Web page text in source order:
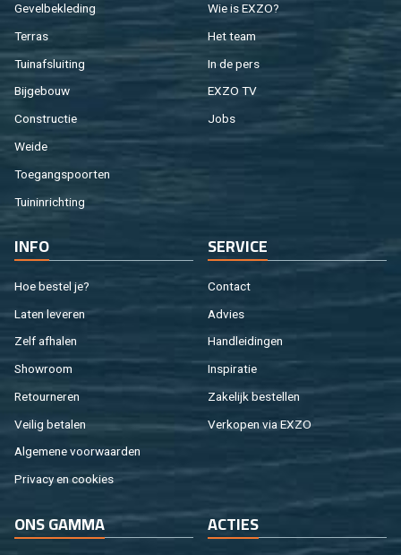
Ge­vel­be­kle­ding
Ter­ras
Tuin­af­slui­ting
Bij­ge­bouw
Con­struc­tie
Weide
Toe­gangs­poor­ten
Tuin­in­rich­ting
Wie is EXZO?
Het team
In de pers
EXZO TV
Jobs
INFO
Hoe be­stel je?
Laten le­ve­ren
Zelf af­ha­len
Show­room
Re­tour­ne­ren
Vei­lig be­ta­len
Al­ge­me­ne voor­waar­den
Pri­va­cy en coo­kies
SER­VI­CE
Con­tact
Ad­vies
Hand­lei­din­gen
In­spi­ra­tie
Za­ke­lijk be­stel­len
Ver­ko­pen via EXZO
ONS GAMMA AC­TIES